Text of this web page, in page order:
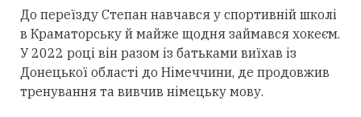
До переїзду Степан навчався у спортивній школі
в Краматорську й майже щодня займався хокеєм.
У 2022 році він разом із батьками виїхав із
Донецької області до Німеччини, де продовжив
тренування та вивчив німецьку мову.